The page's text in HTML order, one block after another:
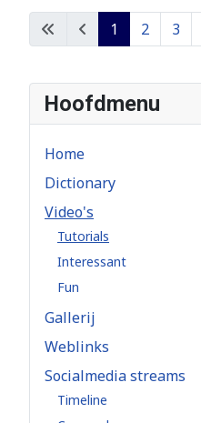
1 2 3
Hoofdmenu
Home
Dictionary
Video's
Tutorials
Interessant
Fun
Gallerij
Weblinks
Socialmedia streams
Timeline